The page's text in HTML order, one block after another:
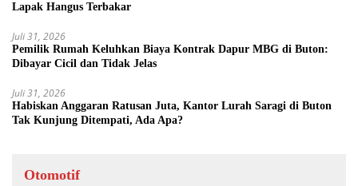
Lapak Hangus Terbakar
Juli 31, 2026
Pemilik Rumah Keluhkan Biaya Kontrak Dapur MBG di Buton:
Dibayar Cicil dan Tidak Jelas
Juli 31, 2026
Habiskan Anggaran Ratusan Juta, Kantor Lurah Saragi di Buton
Tak Kunjung Ditempati, Ada Apa?
Otomotif